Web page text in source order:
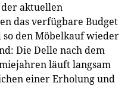
aktuellen
das verfügbare Budget
den Möbelkauf wieder
Die Delle nach dem
läuft langsam
einer Erholung und